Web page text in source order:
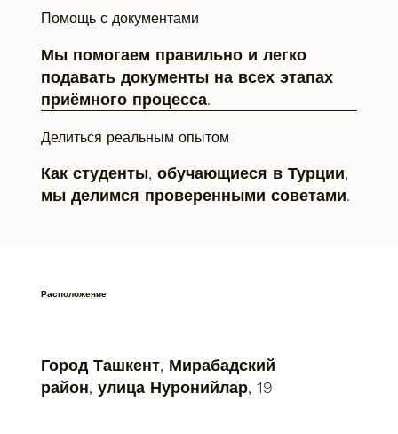
Помощь с документами
Мы помогаем правильно и легко
подавать документы на всех этапах
приёмного процесса.
Делиться реальным опытом
Как студенты, обучающиеся в Турции,
мы делимся проверенными советами.
Расположение
Город Ташкент, Мирабадский
район, улица Нуронийлар, 19